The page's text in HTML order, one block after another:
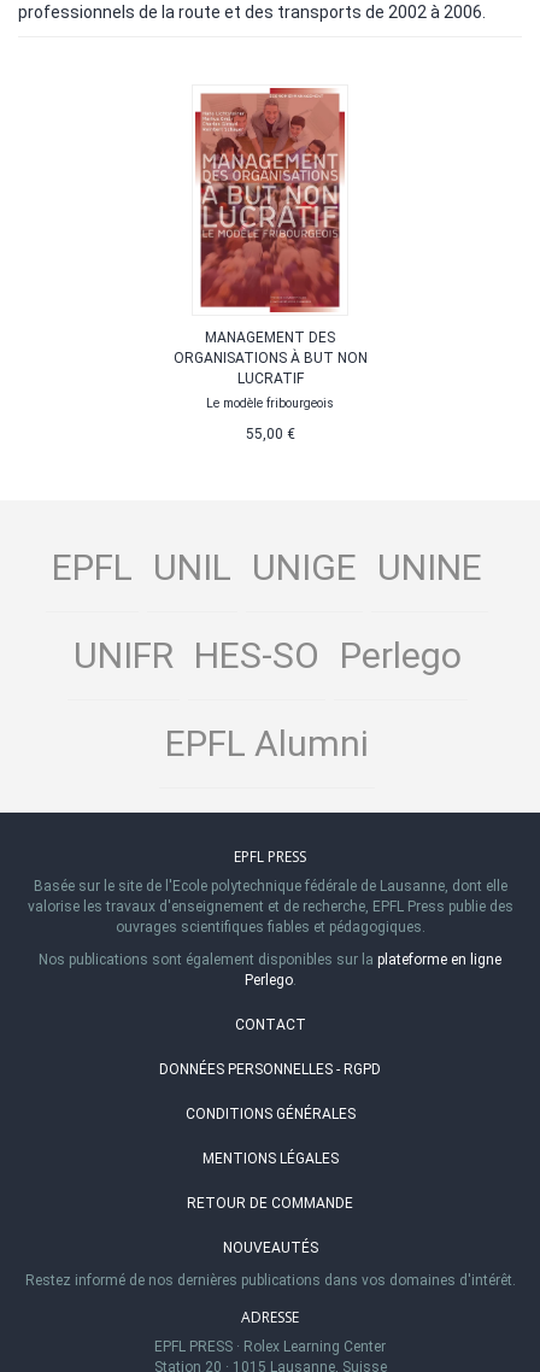
professionnels de la route et des transports de 2002 à 2006.
MANAGEMENT DES
ORGANISATIONS À BUT NON
LUCRATIF
Le modèle fribourgeois
55,00 €
EPFL UNIL UNIGE UNINE
UNIFR HES-SO Perlego
EPFL Alumni
EPFL PRESS
Basée sur le site de l'Ecole polytechnique fédérale de Lausanne, dont elle
valorise les travaux d'enseignement et de recherche, EPFL Press publie des
ouvrages scientifiques fiables et pédagogiques.
Nos publications sont également disponibles sur la plateforme en ligne
Perlego.
CONTACT
DONNÉES PERSONNELLES - RGPD
CONDITIONS GÉNÉRALES
MENTIONS LÉGALES
RETOUR DE COMMANDE
NOUVEAUTÉS
Restez informé de nos dernières publications dans vos domaines d'intérêt.
ADRESSE
EPFL PRESS · Rolex Learning Center
Station 20 · 1015 Lausanne, Suisse